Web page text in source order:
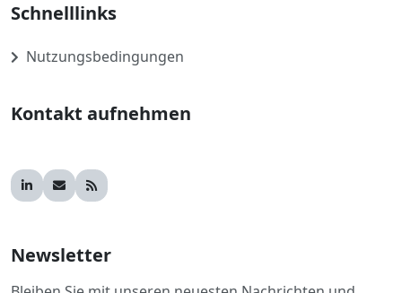
Schnelllinks
Nutzungsbedingungen
Kontakt aufnehmen
Newsletter